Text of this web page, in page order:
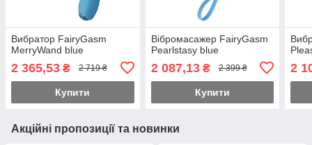
Вибратор FairyGasm
MerryWand blue
2 365,53 ₴ 2 719 ₴
Купити
Вібромасажер FairyGasm
Pearlstasy blue
2 087,13₴ 2 399 ₴
Купити
2
Акційні пропозиції та новинки